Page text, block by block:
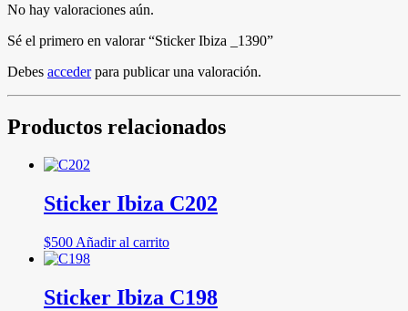
No hay valoraciones aún.
Sé el primero en valorar “Sticker Ibiza _1390”
Debes accederpara publicar una valoración.
Productos relacionados
Sticker Ibiza C202
$500 Añadir al carrito
Sticker Ibiza C198